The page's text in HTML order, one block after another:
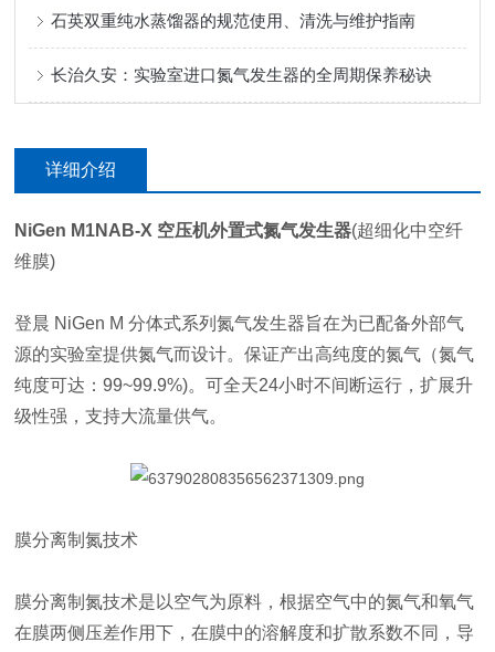
石英双重纯水蒸馏器的规范使用、清洗与维护指南
长治久安：实验室进口氮气发生器的全周期保养秘诀
详细介绍
NiGen M1NAB-X 空压机外置式氮气发生器(超细化中空纤
维膜)
登晨 NiGen M 分体式系列氮气发生器旨在为已配备外部气
源的实验室提供氮气而设计。保证产出高纯度的氮气（氮气
纯度可达：99~99.9%)。可全天24小时不间断运行，扩展升
级性强，支持大流量供气。
膜分离制氮技术
膜分离制氮技术是以空气为原料，根据空气中的氮气和氧气
在膜两侧压差作用下，在膜中的溶解度和扩散系数不同，导